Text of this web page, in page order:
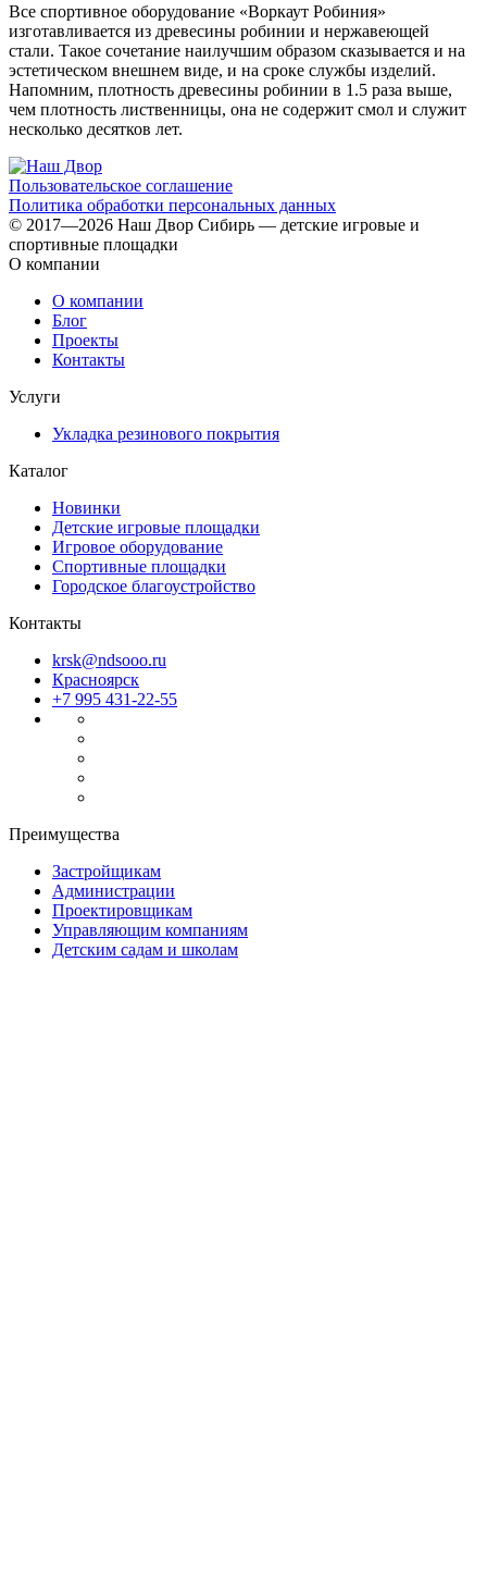
Все спортивное оборудование «Воркаут Робиния»
изготавливается из древесины робинии и нержавеющей
стали. Такое сочетание наилучшим образом сказывается и на
эстетическом внешнем виде, и на сроке службы изделий.
Напомним, плотность древесины робинии в 1.5 раза выше,
чем плотность лиственницы, она не содержит смол и служит
несколько десятков лет.
Пользовательское соглашение
Политика обработки персональных данных
© 2017—2026 Наш Двор Сибирь — детские игровые и
спортивные площадки
О компании
О компании
Блог
Проекты
Контакты
Услуги
Укладка резинового покрытия
Каталог
Новинки
Детские игровые площадки
Игровое оборудование
Спортивные площадки
Городское благоустройство
Контакты
krsk@ndsooo.ru
Красноярск
+7 995 431-22-55
Преимущества
Застройщикам
Администрации
Проектировщикам
Управляющим компаниям
Детским садам и школам